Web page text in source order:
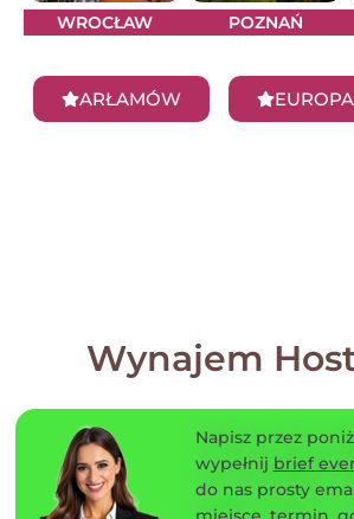
WROCŁAW POZNAŃ
ARŁAMÓW EUROPA
Wynajem
Napisz przez
wypełnij brief
do nas prosty